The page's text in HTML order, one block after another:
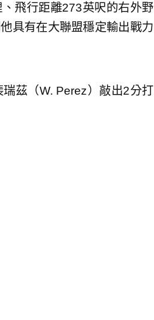
飛行距離273英呎的右外野
具有在大聯盟穩定輸出戰力
茲（W. Perez）敲出2分打